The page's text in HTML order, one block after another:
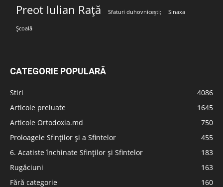
Preot Iulian Rață Sfaturi duhovnicești; Sinaxa
Școală
CATEGORIE POPULARĂ
Stiri
4086
Articole preluate
1645
Articole Ortodoxia.md
750
Proloagele Sfinților și a Sfintelor
455
6. Acatiste închinate Sfinților și Sfintelor
183
Rugăciuni
163
Fără categorie
160